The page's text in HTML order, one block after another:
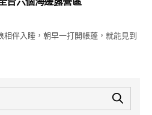
伴入睡，朝早一打開帳蓬，就能見到